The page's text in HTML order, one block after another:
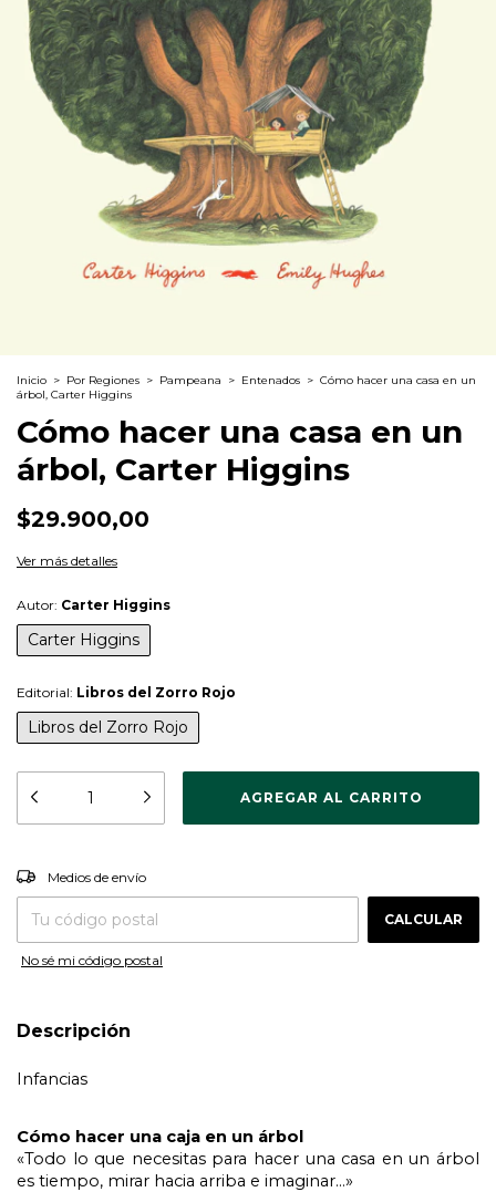
Inicio > Por Regiones > Pampeana > Entenados > Cómo hacer una casa en un
árbol, Carter Higgins
Cómo hacer una casa en un
árbol, Carter Higgins
$29.900,00
Ver más detalles
Autor: Carter Higgins
Carter Higgins
Editorial: Libros del Zorro Rojo
Libros del Zorro Rojo
Entregas para el CP:
Medios de envío
CALCULAR
No sé mi código postal
Descripción
Infancias
Cómo hacer una caja en un árbol
«Todo lo que necesitas para hacer una casa en un árbol
es tiempo, mirar hacia arriba e imaginar…»